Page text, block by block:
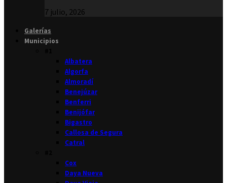
7 julio, 2026
Galerías
Municipios
Albatera
Algorfa
Almoradí
Benejúzar
Benferri
Benijófar
Bigastro
Callosa de Segura
Catral
Cox
Daya Nueva